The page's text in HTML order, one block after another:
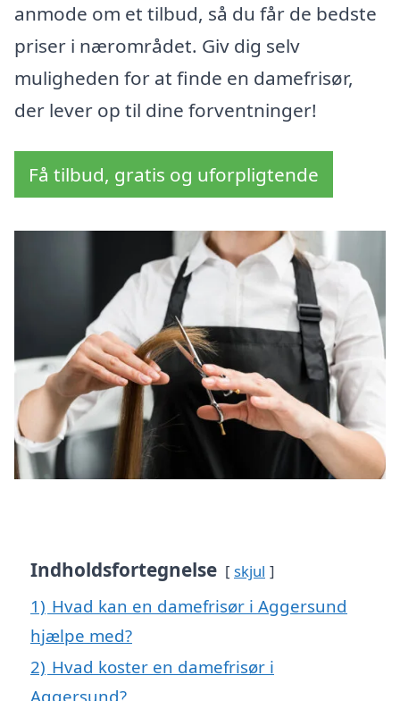
anmode om et tilbud, så du får de bedste
priser i nærområdet. Giv dig selv
muligheden for at finde en damefrisør,
der lever op til dine forventninger!
Få tilbud, gratis og uforpligtende
Indholdsfortegnelse skjul
1) Hvad kan en damefrisør i Aggersund
hjælpe med?
2) Hvad koster en damefrisør i
Aggersund?